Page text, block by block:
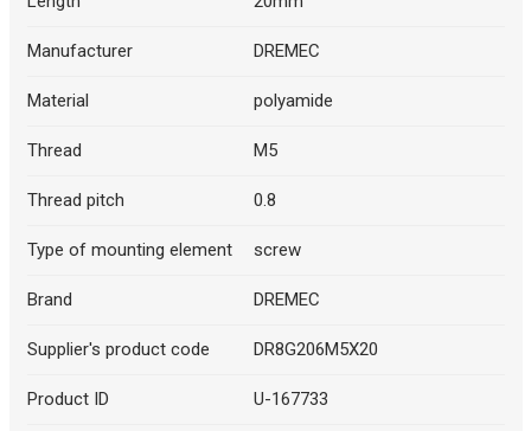
Manufacturer DREMEC
Material polyamide
Thread M5
Thread pitch 0.8
Type of mounting element screw
Brand DREMEC
Supplier's product code DR8G206M5X20
Product ID U-167733